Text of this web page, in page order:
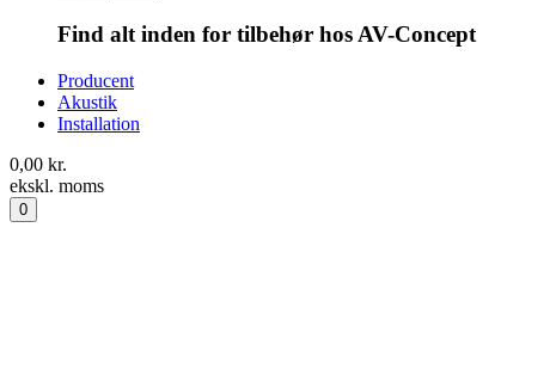
Find alt inden for tilbehør hos AV-Concept
Producent
Akustik
Installation
0,00 kr.
ekskl. moms
0